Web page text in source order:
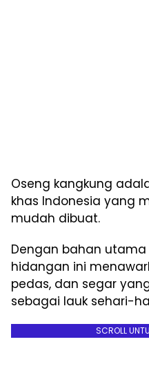
Oseng kangkung
khas Indonesia yang
mudah dibuat.
Dengan bahan
hidangan ini
pedas, dan segar
sebagai lauk sehari-
SCROLL